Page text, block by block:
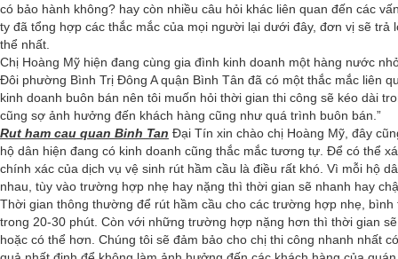
có bảo hành không? hay còn nhiều câu hỏi khác liên quan đến các
ty đã tổng hợp các thắc mắc của mọi người lại dưới đây, đơn vị sẽ trả
thể nhất.
Chị Hoàng Mỹ hiện đang cùng gia đình kinh doanh một hàng nước
Đôi phường Bình Trị Đông A quận Bình Tân đã có một thắc mắc liên
kinh doanh buôn bán nên tôi muốn hỏi thời gian thi công sẽ kéo dài
cũng sợ ảnh hưởng đến khách hàng cũng như quá trình buôn bán.”
Rut ham cau quan Binh Tan Đại Tín xin chào chị Hoàng Mỹ, đây
hộ dân hiện đang có kinh doanh cũng thắc mắc tương tự. Để có thể
chính xác của dịch vụ vệ sinh rút hầm cầu là điều rất khó. Vì mỗi hộ
nhau, tùy vào trường hợp nhẹ hay nặng thì thời gian sẽ nhanh hay
Thời gian thông thường để rút hầm cầu cho các trường hợp nhẹ,
trong 20-30 phút. Còn với những trường hợp nặng hơn thì thời gian
hoặc có thể hơn. Chúng tôi sẽ đảm bảo cho chị thi công nhanh nhất